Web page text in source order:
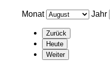
Monat Jahr
Zurück
Heute
Weiter